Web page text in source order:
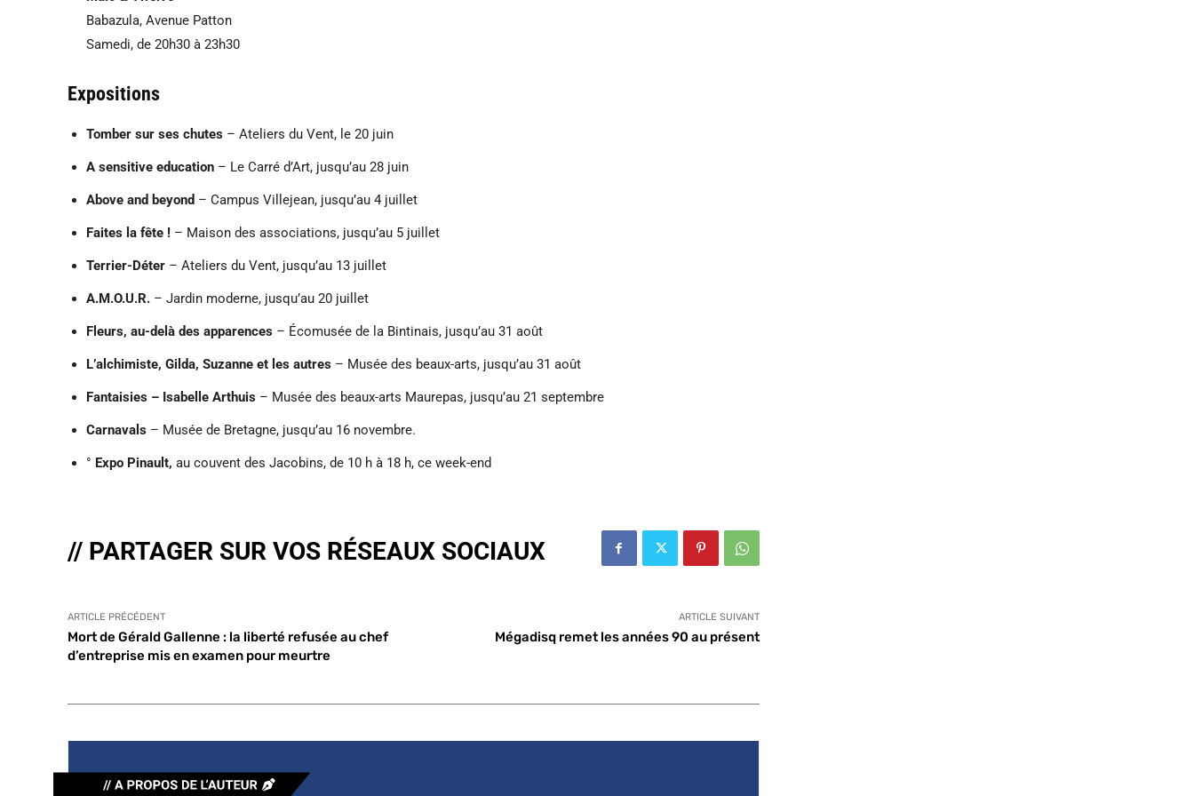
Babazula, Avenue Patton
Samedi, de 20h30 à 23h30
Expositions
Tomber sur ses chutes – Ateliers du Vent, le 20 juin
A sensitive education – Le Carré d’Art, jusqu’au 28 juin
Above and beyond – Campus Villejean, jusqu’au 4 juillet
Faites la fête ! – Maison des associations, jusqu’au 5 juillet
Terrier-Déter – Ateliers du Vent, jusqu’au 13 juillet
A.M.O.U.R. – Jardin moderne, jusqu’au 20 juillet
Fleurs, au-delà des apparences – Écomusée de la Bintinais, jusqu’au 31 août
L’alchimiste, Gilda, Suzanne et les autres – Musée des beaux-arts, jusqu’au 31 août
Fantaisies – Isabelle Arthuis – Musée des beaux-arts Maurepas, jusqu’au 21 septembre
Carnavals – Musée de Bretagne, jusqu’au 16 novembre.
° Expo Pinault, au couvent des Jacobins, de 10 h à 18 h, ce week-end
// PARTAGER SUR VOS RÉSEAUX SOCIAUX
ARTICLE PRÉCÉDENT
Mort de Gérald Gallenne : la liberté refusée au chef
d’entreprise mis en examen pour meurtre
ARTICLE SUIVANT
Mégadisq remet les années 90 au présent